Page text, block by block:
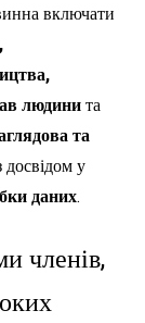
включати
людинита
та
у
даних.
членів,